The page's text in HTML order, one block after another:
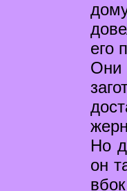
его
Они
Но
он